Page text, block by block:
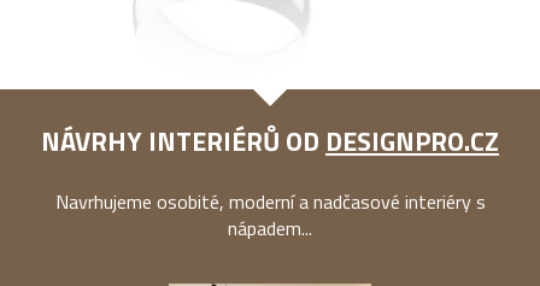
NÁVRHY INTERIÉRŮ OD DESIGNPRO.CZ
Navrhujeme osobité, moderní a nadčasové interiéry s
nápadem...